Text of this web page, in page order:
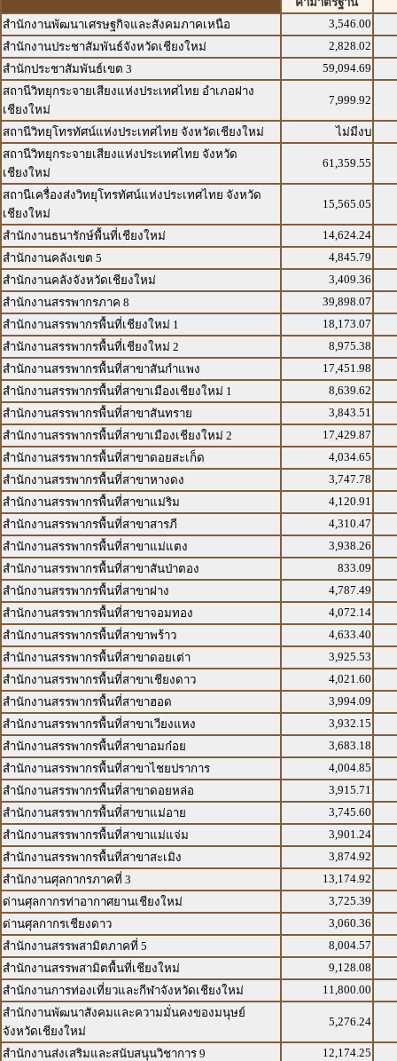
สำนักงานพัฒนาเศรษฐกิจและสังคมภาคเหนือ
3,546.00
สำนักงานประชาสัมพันธ์จังหวัดเชียงใหม่
2,828.02
สำนักประชาสัมพันธ์เขต 3
59,094.69
สถานีวิทยุกระจายเสียงแห่งประเทศไทย อำเภอฝาง
เชียงใหม่
7,999.92
สถานีวิทยุโทรทัศน์แห่งประเทศไทย จังหวัดเชียงใหม่
ไม่มีงบ
สถานีวิทยุกระจายเสียงแห่งประเทศไทย จังหวัด
เชียงใหม่
61,359.55
สถานีเครื่องส่งวิทยุโทรทัศน์แห่งประเทศไทย จังหวัด
เชียงใหม่
15,565.05
สำนักงานธนารักษ์พื้นที่เชียงใหม่
14,624.24
สำนักงานคลังเขต 5
4,845.79
สำนักงานคลังจังหวัดเชียงใหม่
3,409.36
สำนักงานสรรพากรภาค 8
39,898.07
สำนักงานสรรพากรพื้นที่เชียงใหม่ 1
18,173.07
สำนักงานสรรพากรพื้นที่เชียงใหม่ 2
8,975.38
สำนักงานสรรพากรพื้นที่สาขาสันกำแพง
17,451.98
สำนักงานสรรพากรพื้นที่สาขาเมืองเชียงใหม่ 1
8,639.62
สำนักงานสรรพากรพื้นที่สาขาสันทราย
3,843.51
สำนักงานสรรพากรพื้นที่สาขาเมืองเชียงใหม่ 2
17,429.87
สำนักงานสรรพากรพื้นที่สาขาดอยสะเก็ด
4,034.65
สำนักงานสรรพากรพื้นที่สาขาหางดง
3,747.78
สำนักงานสรรพากรพื้นที่สาขาแม่ริม
4,120.91
สำนักงานสรรพากรพื้นที่สาขาสารภี
4,310.47
สำนักงานสรรพากรพื้นที่สาขาแม่แตง
3,938.26
สำนักงานสรรพากรพื้นที่สาขาสันป่าตอง
833.09
สำนักงานสรรพากรพื้นที่สาขาฝาง
4,787.49
สำนักงานสรรพากรพื้นที่สาขาจอมทอง
4,072.14
สำนักงานสรรพากรพื้นที่สาขาพร้าว
4,633.40
สำนักงานสรรพากรพื้นที่สาขาดอยเต่า
3,925.53
สำนักงานสรรพากรพื้นที่สาขาเชียงดาว
4,021.60
สำนักงานสรรพากรพื้นที่สาขาฮอด
3,994.09
สำนักงานสรรพากรพื้นที่สาขาเวียงแหง
3,932.15
สำนักงานสรรพากรพื้นที่สาขาอมก๋อย
3,683.18
สำนักงานสรรพากรพื้นที่สาขาไชยปราการ
4,004.85
สำนักงานสรรพากรพื้นที่สาขาดอยหล่อ
3,915.71
สำนักงานสรรพากรพื้นที่สาขาแม่อาย
3,745.60
สำนักงานสรรพากรพื้นที่สาขาแม่แจ่ม
3,901.24
สำนักงานสรรพากรพื้นที่สาขาสะเมิง
3,874.92
สำนักงานศุลกากรภาคที่ 3
13,174.92
ด่านศุลกากรท่าอากาศยานเชียงใหม่
3,725.39
ด่านศุลกากรเชียงดาว
3,060.36
สำนักงานสรรพสามิตภาคที่ 5
8,004.57
สำนักงานสรรพสามิตพื้นที่เชียงใหม่
9,128.08
สำนักงานการท่องเที่ยวและกีฬาจังหวัดเชียงใหม่
11,800.00
สำนักงานพัฒนาสังคมและความมั่นคงของมนุษย์
จังหวัดเชียงใหม่
5,276.24
สำนักงานส่งเสริมและสนับสนุนวิชาการ 9
12,174.25